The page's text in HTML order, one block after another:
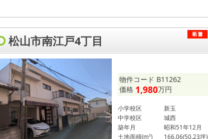
松山市南江戸4丁目
物件コード B11262
価格 1,980万円
小学校区
新玉
中学校区
城西
築年月
昭和51年12月
土地面積(m²)
166.06(50.23坪)